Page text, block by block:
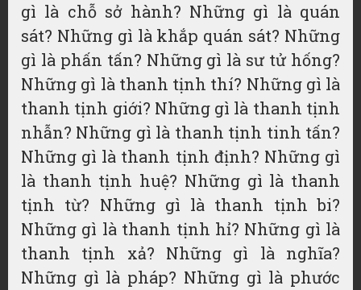
gì là chỗ sở hành? Những gì là quán
sát? Những gì là khắp quán sát? Những
gì là phấn tấn? Những gì là sư tử hống?
Những gì là thanh tịnh thí? Những gì là
thanh tịnh giới? Những gì là thanh tịnh
nhẫn? Những gì là thanh tịnh tinh tấn?
Những gì là thanh tịnh định? Những gì
là thanh tịnh huệ? Những gì là thanh
tịnh từ? Những gì là thanh tịnh bi?
Những gì là thanh tịnh hỉ? Những gì là
thanh tịnh xả? Những gì là nghĩa?
Những gì là pháp? Những gì là phước